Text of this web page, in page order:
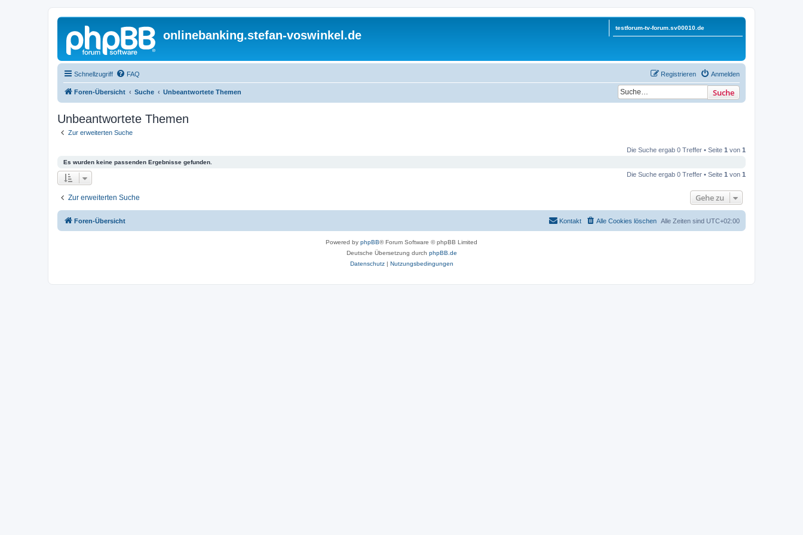
onlinebanking.stefan-voswinkel.de
testforum-tv-forum.sv00010.de
Schnellzugriff FAQ Anmelden
Registrieren
Foren-Übersicht Suche Unbeantwortete Themen Suche
Unbeantwortete Themen
Zur erweiterten Suche
Die Suche ergab 0 Treffer • Seite 1 von 1
Es wurden keine passenden Ergebnisse gefunden.
Die Suche ergab 0 Treffer • Seite 1 von 1
Zur erweiterten Suche Gehe zu
Foren-Übersicht Alle Zeiten sind UTC+02:00
Alle Cookies löschen
Kontakt
Powered by phpBB® Forum Software © phpBB Limited
Deutsche Übersetzung durch phpBB.de
Datenschutz| Nutzungsbedingungen